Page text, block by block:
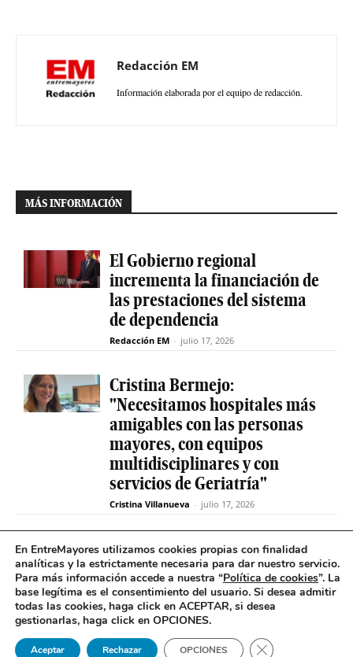
Redacción EM
Información elaborada por el equipo de redacción.
MÁS INFORMACIÓN
El Gobierno regional
incrementa la financiación de
las prestaciones del sistema
de dependencia
Redacción EM - julio 17, 2026
Cristina Bermejo:
"Necesitamos hospitales más
amigables con las personas
mayores, con equipos
multidisciplinares y con
servicios de Geriatría"
Cristina Villanueva - julio 17, 2026
Convive abre el plazo de
inscripción para estudiantes
y celebra 30 años uniendo a
jóvenes y mayores en Madrid
Redacción EM - julio 17, 2026
En EntreMayores utilizamos cookies propias con finalidad
analíticas y la estrictamente necesaria para dar nuestro servicio.
Para más información accede a nuestra “Política de cookies”. La
base legítima es el consentimiento del usuario. Si desea admitir
todas las cookies, haga click en ACEPTAR, si desea
gestionarlas, haga click en OPCIONES.
Aceptar Rechazar OPCIONES Cerrar el banner